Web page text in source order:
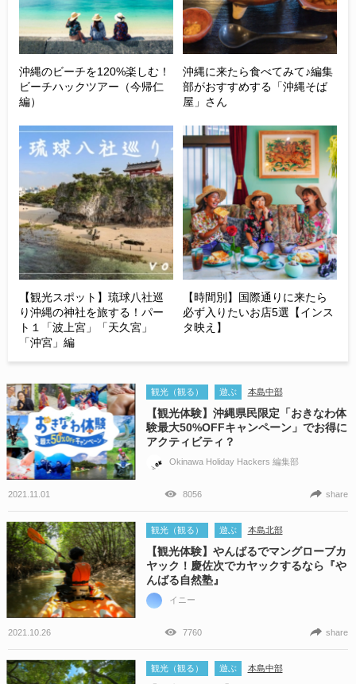
沖縄のビーチを120%楽しむ！
ビーチハックツアー（今帰仁
編）
沖縄に来たら食べてみて♪編集
部がおすすめする「沖縄そば
屋」さん
【観光スポット】琉球八社巡
り沖縄の神社を旅する！パー
ト１「波上宮」「天久宮」
「沖宮」編
【時間別】国際通りに来たら
必ず入りたいお店5選【インス
タ映え】
観光（観る） 遊ぶ 本島中部
【観光体験】沖縄県民限定「おきなわ体
験最大50%OFFキャンペーン」でお得に
アクティビティ？
Okinawa Holiday Hackers 編集部
2021.11.01 8056 share
観光（観る） 遊ぶ 本島北部
【観光体験】やんばるでマングローブカ
ヤック！慶佐次でカヤックするなら『や
んばる自然塾』
イニー
2021.10.26 7760 share
観光（観る） 遊ぶ 本島中部